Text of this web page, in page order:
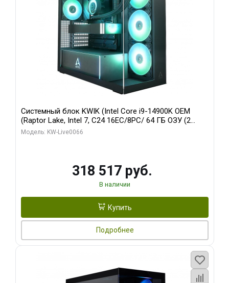
Системный блок KWIK (Intel Core i9-14900K OEM
(Raptor Lake, Intel 7, C24 16EC/8PC/ 64 ГБ ОЗУ (2
модуля)/ Gigabyte RTX5080 XTREME WATERFORCE
Модель: KW-Live0066
318 517 руб.
В наличии
Купить
Подробнее